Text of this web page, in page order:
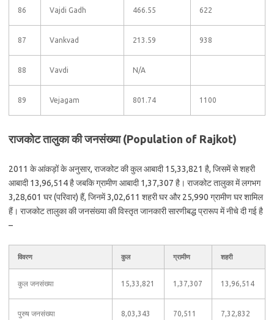
86 Vajdi Gadh 466.55 622
87 Vankvad 213.59 938
88 Vavdi N/A
89 Vejagam 801.74 1100
राजकोट तालुका की जनसंख्या (Population of Rajkot)
2011 के आंकड़ों के अनुसार, राजकोट की कुल आबादी 15,33,821 है, जिसमें से शहरी
आबादी 13,96,514 है जबकि ग्रामीण आबादी 1,37,307 है। राजकोट तालुका में लगभग
3,28,601 घर (परिवार) हैं, जिनमें 3,02,611 शहरी घर और 25,990 ग्रामीण घर शामिल
हैं। राजकोट तालुका की जनसंख्या की विस्तृत जानकारी सारणीबद्ध प्रारूप में नीचे दी गई है
–
विवरण कुल ग्रामीण शहरी
कुल जनसंख्या 15,33,821 1,37,307 13,96,514
पुरुष जनसंख्या 8,03,343 70,511 7,32,832